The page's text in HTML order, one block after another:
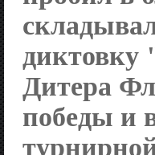
диктовку
Дитера
победы и